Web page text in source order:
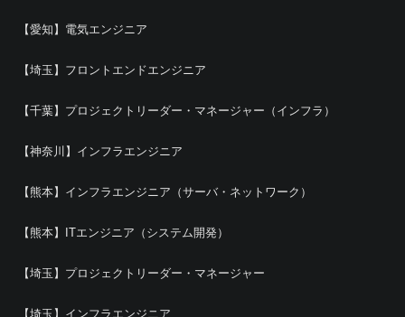
【愛知】電気エンジニア
【埼玉】フロントエンドエンジニア
【千葉】プロジェクトリーダー・マネージャー（インフラ）
【神奈川】インフラエンジニア
【熊本】インフラエンジニア（サーバ・ネットワーク）
【熊本】ITエンジニア（システム開発）
【埼玉】プロジェクトリーダー・マネージャー
【埼玉】インフラエンジニア